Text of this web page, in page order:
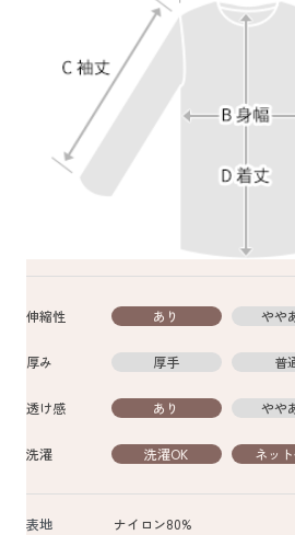
伸縮性 あり やや
厚み 厚手 普
透け感 あり やや
洗濯 洗濯OK ネッ
表地
ナイロン80%